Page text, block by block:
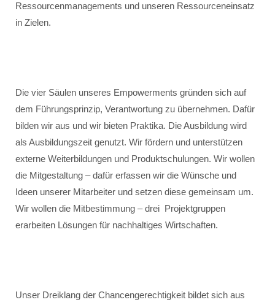
Ressourcenmanagements und unseren Ressourceneinsatz
in Zielen.
Die vier Säulen unseres Empowerments gründen sich auf
dem Führungsprinzip, Verantwortung zu übernehmen. Dafür
bilden wir aus und wir bieten Praktika. Die Ausbildung wird
als Ausbildungszeit genutzt. Wir fördern und unterstützen
externe Weiterbildungen und Produktschulungen. Wir wollen
die Mitgestaltung – dafür erfassen wir die Wünsche und
Ideen unserer Mitarbeiter und setzen diese gemeinsam um.
Wir wollen die Mitbestimmung – drei Projektgruppen
erarbeiten Lösungen für nachhaltiges Wirtschaften.
Unser Dreiklang der Chancengerechtigkeit bildet sich aus